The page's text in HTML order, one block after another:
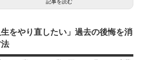
記事を読む
生をやり直したい」過去の後悔を消